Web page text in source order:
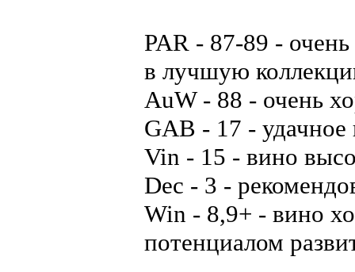
PAR - 87-89 -
в лучшую
AuW - 88 - очень
GAB - 17 - удачное
Vin - 15 - вино
Dec - 3 -
Win - 8,9+ - вино
потенциалом